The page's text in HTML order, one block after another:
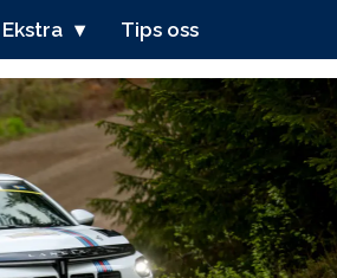
Ekstra Tips oss